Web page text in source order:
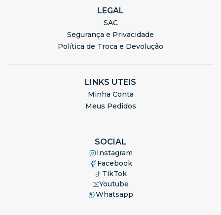
LEGAL
SAC
Segurança e Privacidade
Política de Troca e Devolução
LINKS UTEIS
Minha Conta
Meus Pedidos
SOCIAL
Instagram
Facebook
TikTok
Youtube
Whatsapp